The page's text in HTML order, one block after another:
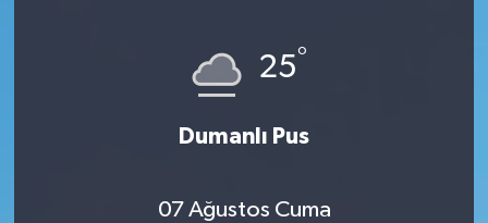
25°
Dumanlı Pus
07 Ağustos Cuma